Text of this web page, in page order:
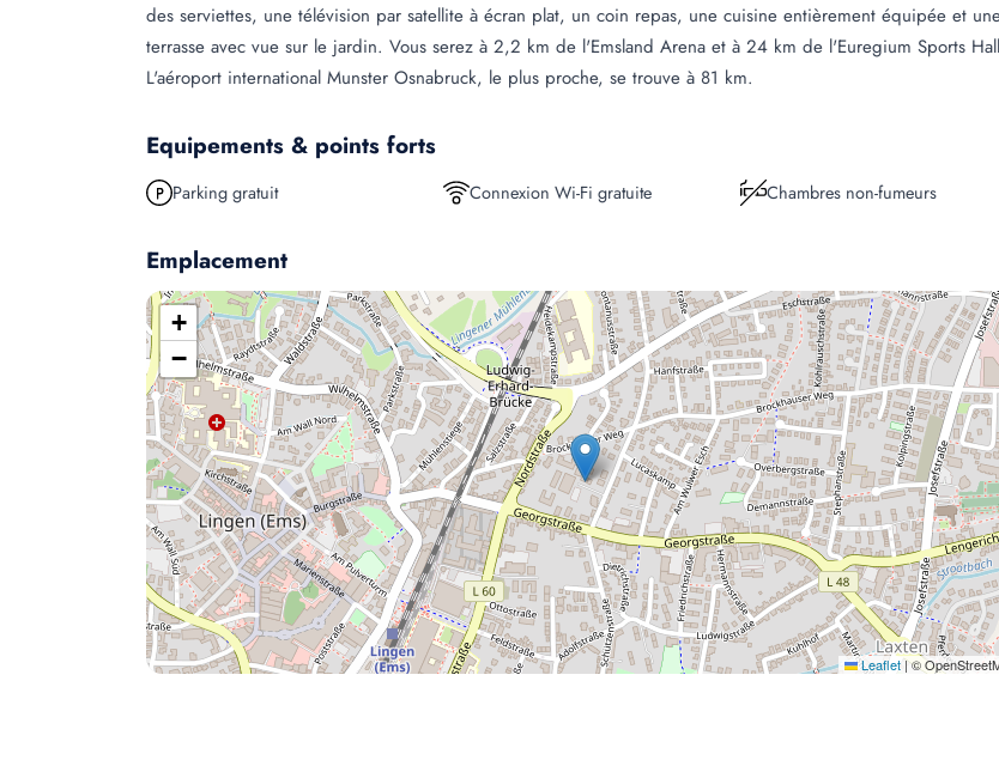
des serviettes, une télévision par satellite à écran plat, un coin repas, une cuisine entièrement équipée et
terrasse avec vue sur le jardin. Vous serez à 2,2 km de l'Emsland Arena et à 24 km de l'Euregium Sports
L'aéroport international Munster Osnabruck, le plus proche, se trouve à 81 km.
Equipements & points forts
Parking gratuit Connexion Wi-Fi gratuite Chambres non-fumeurs
Emplacement
+
−
Leaflet|©